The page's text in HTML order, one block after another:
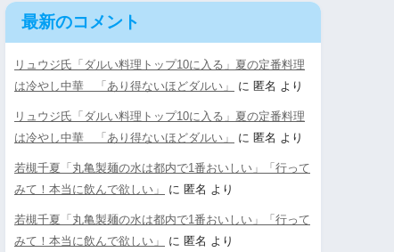
最新のコメント
リュウジ氏「ダルい料理トップ10に入る」夏の定番料理
は冷やし中華 「あり得ないほどダルい」
に 匿名 より
リュウジ氏「ダルい料理トップ10に入る」夏の定番料理
は冷やし中華 「あり得ないほどダルい」
に 匿名 より
若槻千夏「丸亀製麺の水は都内で1番おいしい」「行って
みて！本当に飲んで欲しい」
に 匿名 より
若槻千夏「丸亀製麺の水は都内で1番おいしい」「行って
みて！本当に飲んで欲しい」
に 匿名 より